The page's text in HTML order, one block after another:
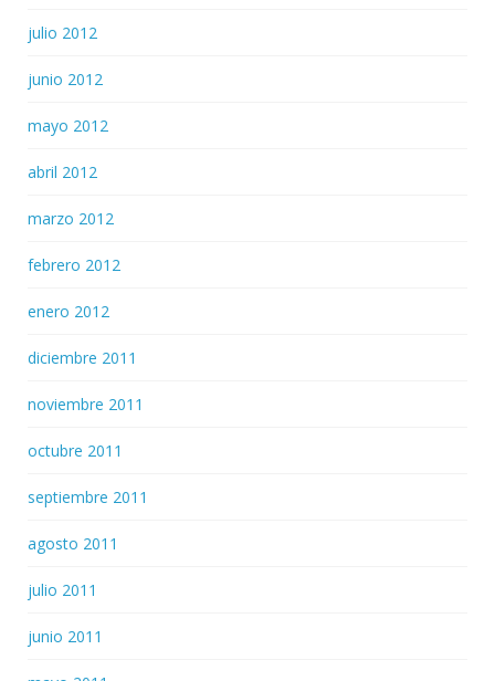
julio 2012
junio 2012
mayo 2012
abril 2012
marzo 2012
febrero 2012
enero 2012
diciembre 2011
noviembre 2011
octubre 2011
septiembre 2011
agosto 2011
julio 2011
junio 2011